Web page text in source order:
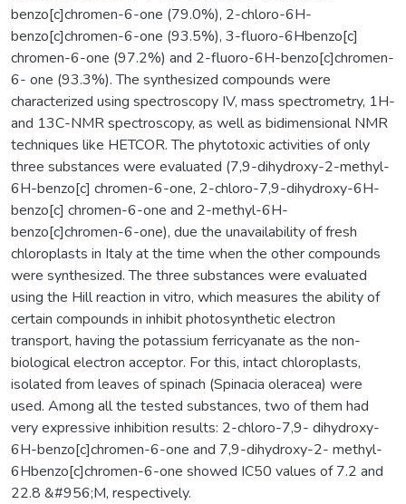
benzo[c]chromen-6-one (79.0%), 2-chloro-6H-
benzo[c]chromen-6-one (93.5%), 3-fluoro-6Hbenzo[c]
chromen-6-one (97.2%) and 2-fluoro-6H-benzo[c]chromen-
6- one (93.3%). The synthesized compounds were
characterized using spectroscopy IV, mass spectrometry, 1H-
and 13C-NMR spectroscopy, as well as bidimensional NMR
techniques like HETCOR. The phytotoxic activities of only
three substances were evaluated (7,9-dihydroxy-2-methyl-
6H-benzo[c] chromen-6-one, 2-chloro-7,9-dihydroxy-6H-
benzo[c] chromen-6-one and 2-methyl-6H-
benzo[c]chromen-6-one), due the unavailability of fresh
chloroplasts in Italy at the time when the other compounds
were synthesized. The three substances were evaluated
using the Hill reaction in vitro, which measures the ability of
certain compounds in inhibit photosynthetic electron
transport, having the potassium ferricyanate as the non-
biological electron acceptor. For this, intact chloroplasts,
isolated from leaves of spinach (Spinacia oleracea) were
used. Among all the tested substances, two of them had
very expressive inhibition results: 2-chloro-7,9- dihydroxy-
6H-benzo[c]chromen-6-one and 7,9-dihydroxy-2- methyl-
6Hbenzo[c]chromen-6-one showed IC50 values of 7.2 and
22.8 &#956;M, respectively.